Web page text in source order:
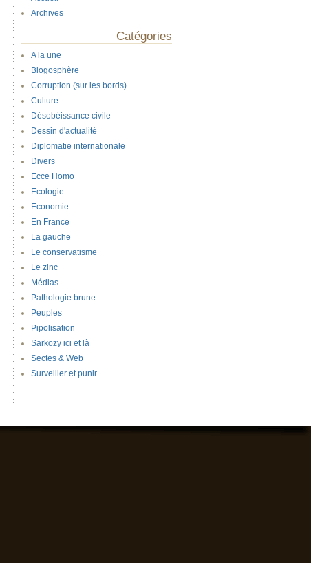
Archives
Catégories
A la une
Blogosphère
Corruption (sur les bords)
Culture
Désobéissance civile
Dessin d'actualité
Diplomatie internationale
Divers
Ecce Homo
Ecologie
Economie
En France
La gauche
Le conservatisme
Le zinc
Médias
Pathologie brune
Peuples
Pipolisation
Sarkozy ici et là
Sectes & Web
Surveiller et punir